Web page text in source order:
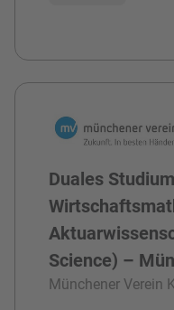
Duales Studium
Science) –
Münchener Verein